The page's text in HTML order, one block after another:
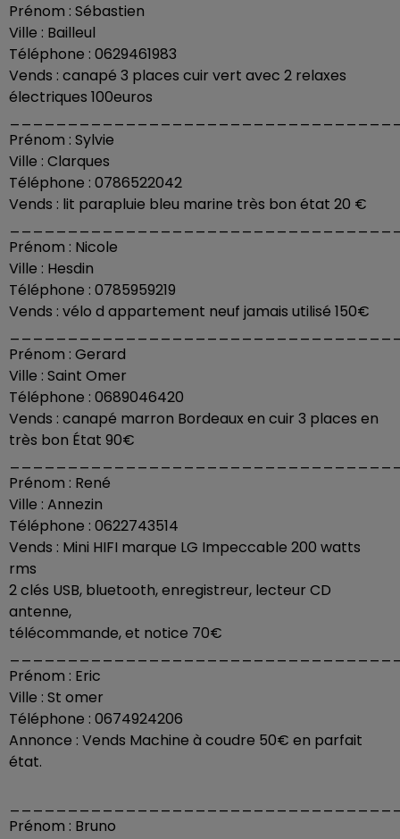
Prénom : Sébastien
Ville : Bailleul
Téléphone : 0629461983
Vends : canapé 3 places cuir vert avec 2 relaxes
électriques 100euros
Prénom : Sylvie
Ville : Clarques
Téléphone : 0786522042
Vends : lit parapluie bleu marine très bon état 20 €
Prénom : Nicole
Ville : Hesdin
Téléphone : 0785959219
Vends : vélo d appartement neuf jamais utilisé 150€
Prénom : Gerard
Ville : Saint Omer
Téléphone : 0689046420
Vends : canapé marron Bordeaux en cuir 3 places en
très bon État 90€
Prénom : René
Ville : Annezin
Téléphone : 0622743514
Vends : Mini HIFI marque LG Impeccable 200 watts
rms
2 clés USB, bluetooth, enregistreur, lecteur CD
antenne,
télécommande, et notice 70€
Prénom : Eric
Ville : St omer
Téléphone : 0674924206
Annonce : Vends Machine à coudre 50€ en parfait
état.
Prénom : Bruno